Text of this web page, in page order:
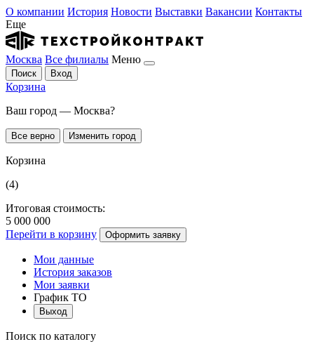
О компании История Новости Выставки Вакансии Контакты
Еще
Москва Все филиалы Меню
Поиск Вход
Корзина
Ваш город — Москва?
Все верно Изменить город
Корзина
(4)
Итоговая стоимость:
5 000 000
Перейти в корзину
Оформить заявку
Мои данные
История заказов
Мои заявки
График ТО
Выход
Поиск по каталогу